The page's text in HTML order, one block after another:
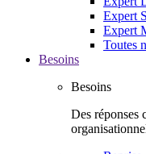
Expert
Expert
Toutes
Besoins
Besoins
Des réponses